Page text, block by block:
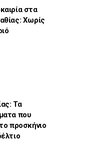
στα
Χωρίς
Τα
που
προσκήνιο